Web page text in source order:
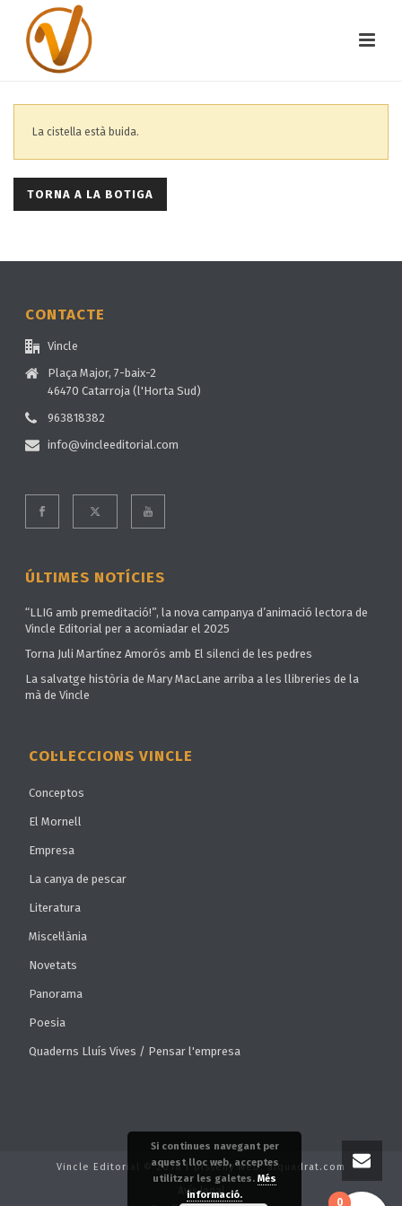
La cistella està buida.
TORNA A LA BOTIGA
CONTACTE
Vincle
Plaça Major, 7-baix-2
46470 Catarroja (l'Horta Sud)
963818382
info@vincleeditorial.com
ÚLTIMES NOTÍCIES
“LLIG amb premeditació!”, la nova campanya d’animació lectora de
Vincle Editorial per a acomiadar el 2025
Torna Juli Martínez Amorós amb El silenci de les pedres
La salvatge història de Mary MacLane arriba a les llibreries de la
mà de Vincle
COL·LECCIONS VINCLE
Conceptos
El Mornell
Empresa
La canya de pescar
Literatura
Miscel·lània
Novetats
Panorama
Poesia
Quaderns Lluís Vives / Pensar l'empresa
Vincle Editorial © 2018 | Disseny web: alquadrat.com
Avís legal
0
Si continues navegant per
aquest lloc web, acceptes
utilitzar les galetes. Més
informació.